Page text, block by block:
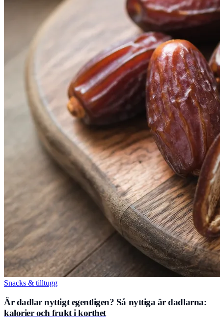
Snacks & tilltugg
Är dadlar nyttigt egentligen? Så nyttiga är dadlarna:
kalorier och frukt i korthet